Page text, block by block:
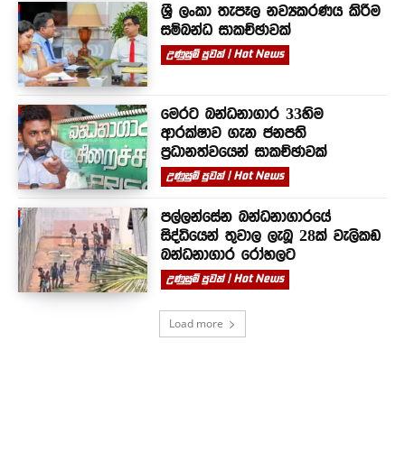
ශ්‍රී ලංකා තැපෑල නව්‍යකරණය කිරීම
සම්බන්ධ සාකච්ඡාවක්
උණුසුම් පුවත් | Hot News
මෙරට බන්ධනාගාර 33හිම
ආරක්ෂාව ගැන ජනපති
ප්‍රධානත්වයෙන් සාකච්ඡාවක්
උණුසුම් පුවත් | Hot News
පල්ලන්සේන බන්ධනාගාරයේ
සිද්ධියෙන් තුවාල ලැබූ 28ක් වැලිකඩ
බන්ධනාගාර රෝහලට
උණුසුම් පුවත් | Hot News
Load more